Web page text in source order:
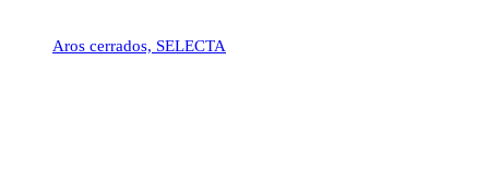
Aros cerrados, SELECTA